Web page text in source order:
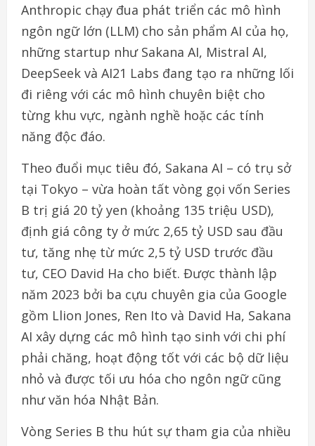
Anthropic chạy đua phát triển các mô hình
ngôn ngữ lớn (LLM) cho sản phẩm AI của họ,
những startup như Sakana AI, Mistral AI,
DeepSeek và AI21 Labs đang tạo ra những lối
đi riêng với các mô hình chuyên biệt cho
từng khu vực, ngành nghề hoặc các tính
năng độc đáo.
Theo đuổi mục tiêu đó, Sakana AI – có trụ sở
tại Tokyo – vừa hoàn tất vòng gọi vốn Series
B trị giá 20 tỷ yen (khoảng 135 triệu USD),
định giá công ty ở mức 2,65 tỷ USD sau đầu
tư, tăng nhẹ từ mức 2,5 tỷ USD trước đầu
tư, CEO David Ha cho biết. Được thành lập
năm 2023 bởi ba cựu chuyên gia của Google
gồm Llion Jones, Ren Ito và David Ha, Sakana
AI xây dựng các mô hình tạo sinh với chi phí
phải chăng, hoạt động tốt với các bộ dữ liệu
nhỏ và được tối ưu hóa cho ngôn ngữ cũng
như văn hóa Nhật Bản.
Vòng Series B thu hút sự tham gia của nhiều